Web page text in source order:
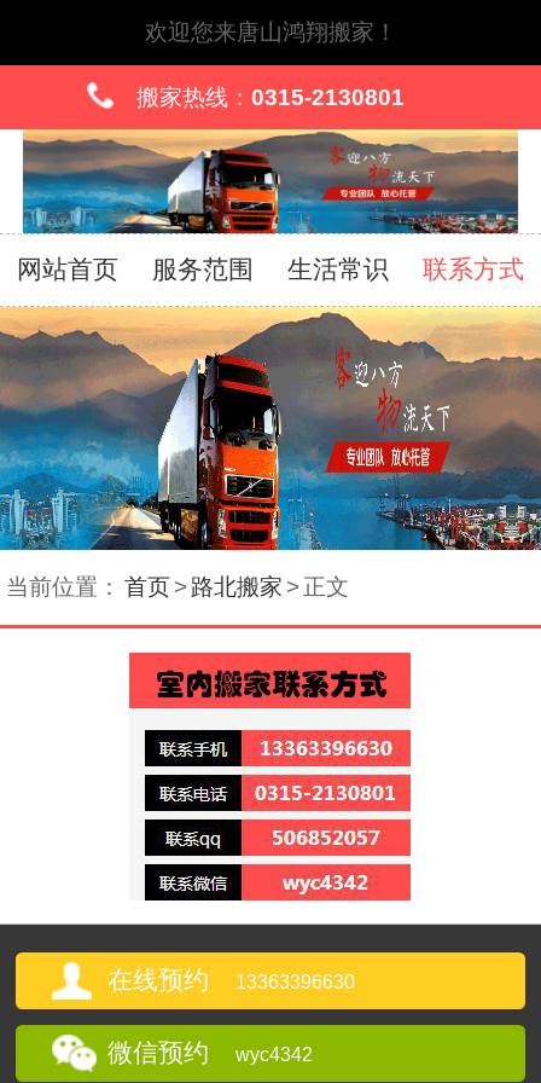
欢迎您来唐山鸿翔搬家！
搬家热线： 0315-2130801
网站首页 服务范围 生活常识 联系方式
当前位置： 首页>路北搬家 >正文
在线预约 13363396630
微信预约 wyc4342